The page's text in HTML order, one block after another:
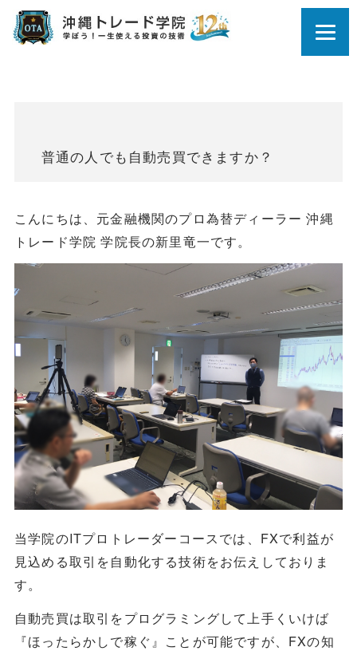
普通の人でも自動売買できますか？
こんにちは、元金融機関のプロ為替ディーラー 沖縄
トレード学院 学院長の新里竜一です。
当学院のITプロトレーダーコースでは、FXで利益が
見込める取引を自動化する技術をお伝えしておりま
す。
自動売買は取引をプログラミングして上手くいけば
『ほったらかしで稼ぐ』ことが可能ですが、FXの知